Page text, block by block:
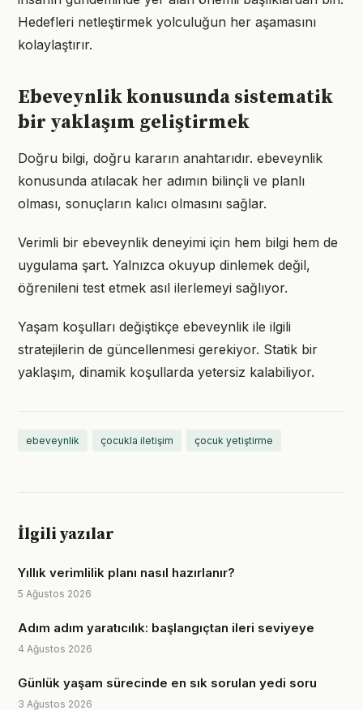
Hedefleri netleştirmek yolculuğun her aşamasını
kolaylaştırır.
Ebeveynlik konusunda sistematik
bir yaklaşım geliştirmek
Doğru bilgi, doğru kararın anahtarıdır. ebeveynlik
konusunda atılacak her adımın bilinçli ve planlı
olması, sonuçların kalıcı olmasını sağlar.
Verimli bir ebeveynlik deneyimi için hem bilgi hem de
uygulama şart. Yalnızca okuyup dinlemek değil,
öğrenileni test etmek asıl ilerlemeyi sağlıyor.
Yaşam koşulları değiştikçe ebeveynlik ile ilgili
stratejilerin de güncellenmesi gerekiyor. Statik bir
yaklaşım, dinamik koşullarda yetersiz kalabiliyor.
ebeveynlik çocukla iletişim çocuk yetiştirme
İlgili yazılar
Yıllık verimlilik planı nasıl hazırlanır?
5 Ağustos 2026
Adım adım yaratıcılık: başlangıçtan ileri seviyeye
4 Ağustos 2026
Günlük yaşam sürecinde en sık sorulan yedi soru
3 Ağustos 2026